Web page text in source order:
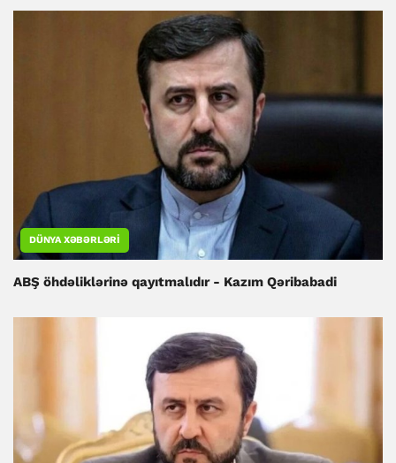
DÜNYA XƏBƏRLƏRI
ABŞ öhdəliklərinə qayıtmalıdır - Kazım Qəribabadi